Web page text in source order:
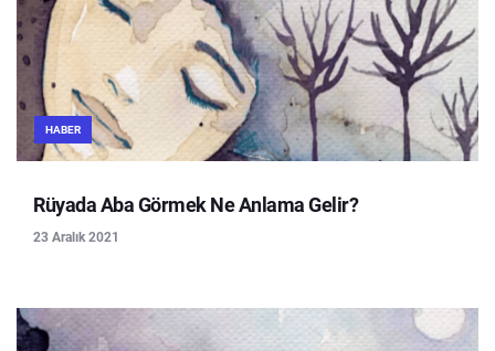
HABER
Rüyada Aba Görmek Ne Anlama Gelir?
23 Aralık 2021